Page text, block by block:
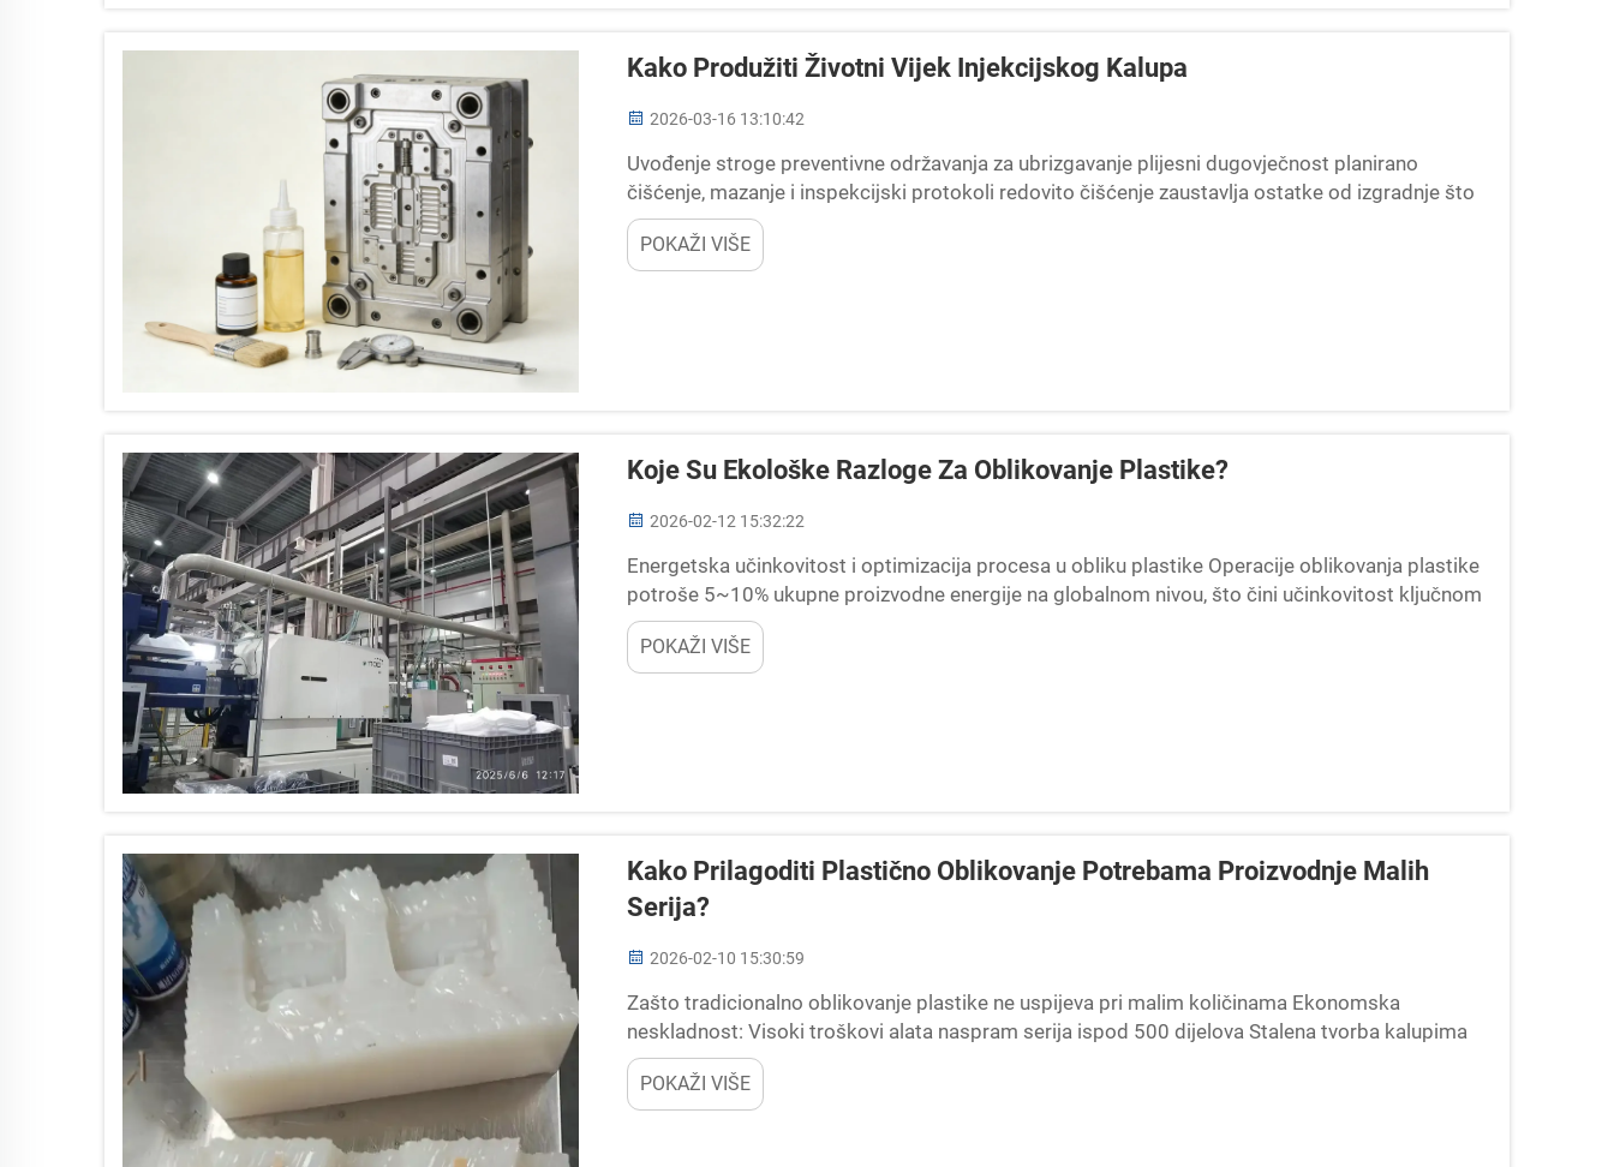
Kako Produžiti Životni Vijek Injekcijskog Kalupa
2026-03-16 13:10:42
Uvođenje stroge preventivne održavanja za ubrizgavanje plijesni dugovječnost planirano
čišćenje, mazanje i inspekcijski protokoli redovito čišćenje zaustavlja ostatke od izgradnje što
ubrzava probleme korozije, posebno oko ventilacija i šupljine...
POKAŽI VIŠE
Koje Su Ekološke Razloge Za Oblikovanje Plastike?
2026-02-12 15:32:22
Energetska učinkovitost i optimizacija procesa u obliku plastike Operacije oblikovanja plastike
potroše 5~10% ukupne proizvodne energije na globalnom nivou, što čini učinkovitost ključnom
za kontrolu troškova i smanjenje emisija. Moderni pristupi kombinuju...
POKAŽI VIŠE
Kako Prilagoditi Plastično Oblikovanje Potrebama Proizvodnje Malih
Serija?
2026-02-10 15:30:59
Zašto tradicionalno oblikovanje plastike ne uspijeva pri malim količinama Ekonomska
neskladnost: Visoki troškovi alata naspram serija ispod 500 dijelova Stalena tvorba kalupima
obično zauzima većinu početnih troškova u radu oblikovanja plastike. Troškovi alata obično
variraju...
POKAŽI VIŠE